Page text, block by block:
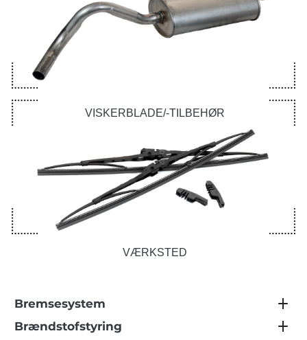
VISKERBLADE/-TILBEHØR
VÆRKSTED
Bremsesystem
Brændstofstyring